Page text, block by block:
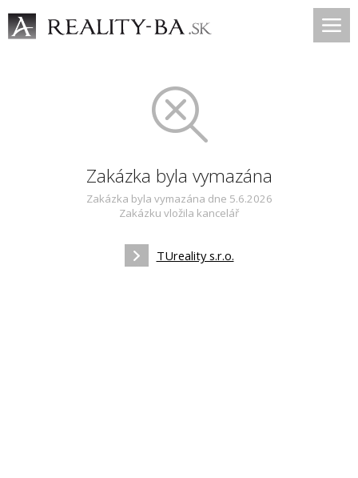
Zakázka byla vymazána
Zakázka byla vymazána dne 5.6.2026
Zakázku vložila kancelář
TUreality s.r.o.